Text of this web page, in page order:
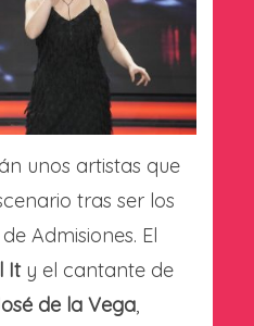
unos artistas que
tras ser los
Admisiones. El
Ity el cantante de
de la Vega,